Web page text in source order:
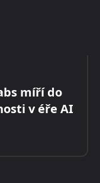
míří do
v éře AI